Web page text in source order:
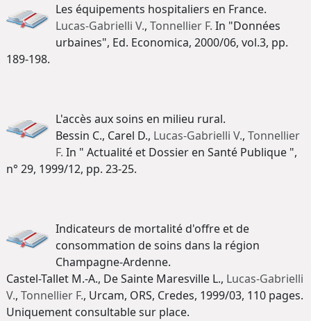
Les équipements hospitaliers en France.
Lucas-Gabrielli V., Tonnellier F. In "Données
urbaines", Ed. Economica, 2000/06, vol.3, pp.
189-198.
L'accès aux soins en milieu rural.
Bessin C., Carel D., Lucas-Gabrielli V., Tonnellier
F. In " Actualité et Dossier en Santé Publique ",
n° 29, 1999/12, pp. 23-25.
Indicateurs de mortalité d'offre et de
consommation de soins dans la région
Champagne-Ardenne.
Castel-Tallet M.-A., De Sainte Maresville L., Lucas-Gabrielli
V., Tonnellier F., Urcam, ORS, Credes, 1999/03, 110 pages.
Uniquement consultable sur place.